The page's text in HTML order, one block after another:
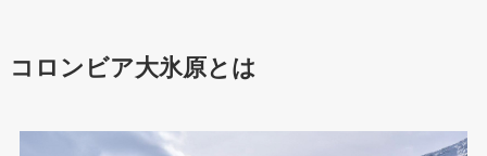
コロンビア大氷原とは